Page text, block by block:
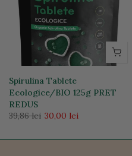
Spirulina Tablete
Ecologice/BIO 125g PRET
REDUS
39,86 lei 30,00 lei